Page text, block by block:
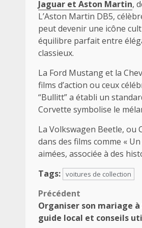
Jaguar et Aston Martin,
L’Aston Martin DB5,
peut devenir une icône
équilibre parfait entre
classieux.
La Ford Mustang et la
films d’action ou ceux
“Bullitt” a établi un
Corvette symbolise le
La Volkswagen Beetle, ou
dans des films comme «
aimées, associée à des
Tags: voitures de collection
Navigation
d’article
Précédent
Organiser son mariage
guide local et conseils